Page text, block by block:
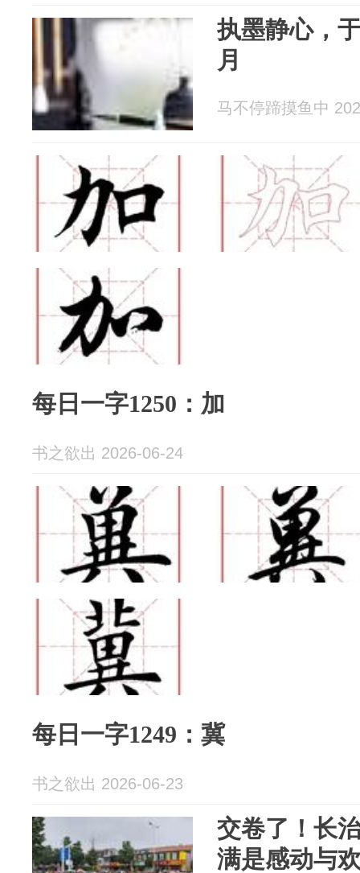
执墨静心，
月
马不停蹄摸鱼中
每日一字1250：加
书之欲出 2026-06-24
每日一字1249：冀
书之欲出 2026-06-23
交卷了！长
满是感动与